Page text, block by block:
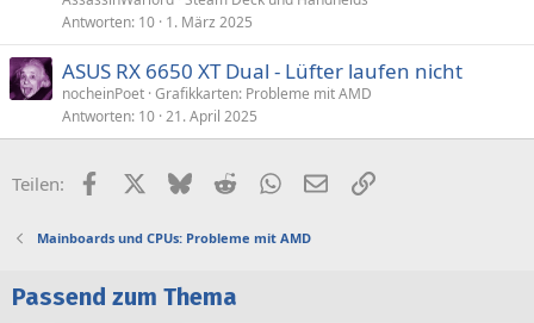
Antworten 10 1. März 2025
ASUS RX 6650 XT Dual - Lüfter laufen nicht
nocheinPoet Grafikkarten: Probleme mit AMD
Antworten 10 21. April 2025
Teilen: FacebookX (Twitter)
BlueskyRedditWhatsApp
E-MailLink
Mainboards und CPUs: Probleme mit AMD
Passend zum Thema